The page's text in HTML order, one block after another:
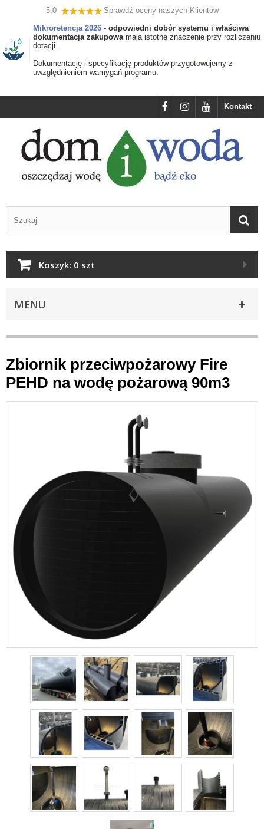
5,0
Sprawdź oceny naszych Klientów
Mikroretencja 2026 - odpowiedni dobór systemu i właściwa
dokumentacja zakupowamają istotne znaczenie przy rozliczeniu
dotacji.
Dokumentację i specyfikację produktów przygotowujemy z
uwzględnieniem wamygań programu.
Kontakt
Koszyk: 0 szt
MENU
Zbiornik przeciwpożarowy Fire
PEHD na wodę pożarową 90m3